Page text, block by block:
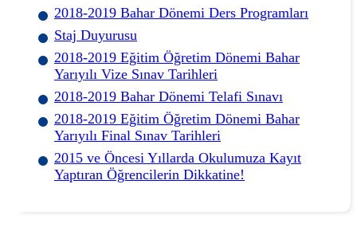
2018-2019 Bahar Dönemi Ders Programları
Staj Duyurusu
2018-2019 Eğitim Öğretim Dönemi Bahar
Yarıyılı Vize Sınav Tarihleri
2018-2019 Bahar Dönemi Telafi Sınavı
2018-2019 Eğitim Öğretim Dönemi Bahar
Yarıyılı Final Sınav Tarihleri
2015 ve Öncesi Yıllarda Okulumuza Kayıt
Yaptıran Öğrencilerin Dikkatine!